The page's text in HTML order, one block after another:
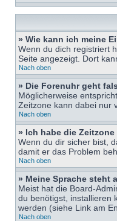
» Wie kann ich meine
Wenn du dich registriert
Seite angezeigt. Dort
Nach oben
» Die Forenuhr geht
Möglicherweise
Zeitzone kann dabei nur
Nach oben
» Ich habe die
Wenn du dir sicher bist,
damit er das Problem
Nach oben
» Meine Sprache steht
Meist hat die Board-
du benötigst, installieren
werden (siehe Link am
Nach oben